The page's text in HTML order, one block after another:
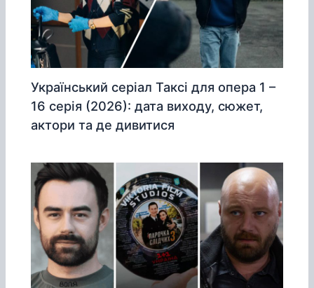
Український серіал Таксі для опера 1 –
16 серія (2026): дата виходу, сюжет,
актори та де дивитися